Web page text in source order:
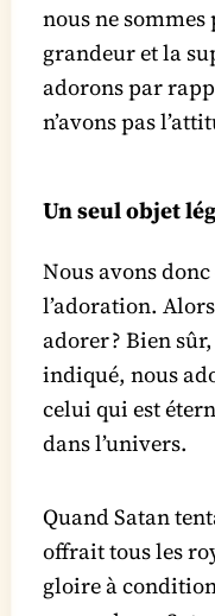
nous ne sommes
grandeur et la
adorons par
n’avons pas
Un seul objet
Nous avons
l’adoration.
adorer ? Bien
indiqué, nous
celui qui est
dans l’univers.
Quand Satan
offrait tous les
gloire à